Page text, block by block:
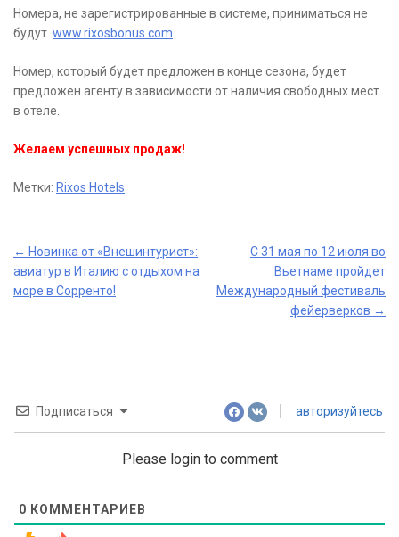
Номера, не зарегистрированные в системе, приниматься не
будут. www.rixosbonus.com
Номер, который будет предложен в конце сезона, будет
предложен агенту в зависимости от наличия свободных мест
в отеле.
Желаем успешных продаж!
Метки: Rixos Hotels
Post
navigation
← Новинка от «Внешинтурист»:
авиатур в Италию с отдыхом на
море в Сорренто!
С 31 мая по 12 июля во
Вьетнаме пройдет
Международный фестиваль
фейерверков →
Подписаться авторизуйтесь
Please login to comment
0 КОММЕНТАРИЕВ